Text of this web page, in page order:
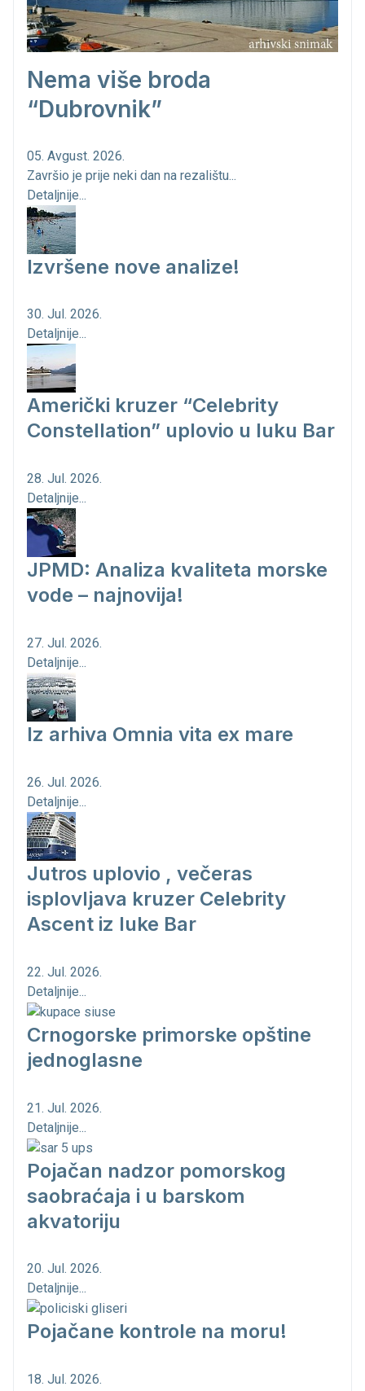
Nema više broda
“Dubrovnik”
05. Avgust. 2026.
Završio je prije neki dan na rezalištu...
Detaljnije...
Izvršene nove analize!
30. Jul. 2026.
Detaljnije...
Američki kruzer “Celebrity
Constellation” uplovio u luku Bar
28. Jul. 2026.
Detaljnije...
JPMD: Analiza kvaliteta morske
vode – najnovija!
27. Jul. 2026.
Detaljnije...
Iz arhiva Omnia vita ex mare
26. Jul. 2026.
Detaljnije...
Jutros uplovio , večeras
isplovljava kruzer Celebrity
Ascent iz luke Bar
22. Jul. 2026.
Detaljnije...
Crnogorske primorske opštine
jednoglasne
21. Jul. 2026.
Detaljnije...
Pojačan nadzor pomorskog
saobraćaja i u barskom
akvatoriju
20. Jul. 2026.
Detaljnije...
Pojačane kontrole na moru!
18. Jul. 2026.